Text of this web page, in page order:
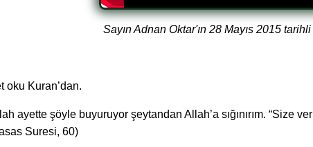
Sayın Adnan Oktar'ın 28 Mayıs 2015
oku Kuran’dan.
ayette şöyle buyuruyor şeytandan Allah’a sığınırım. “Size
Suresi, 60)